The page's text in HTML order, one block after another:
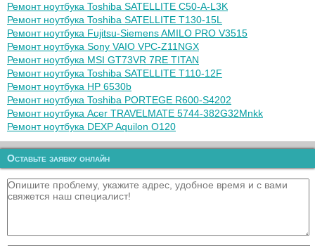
Ремонт ноутбука Toshiba SATELLITE C50-A-L3K
Ремонт ноутбука Toshiba SATELLITE T130-15L
Ремонт ноутбука Fujitsu-Siemens AMILO PRO V3515
Ремонт ноутбука Sony VAIO VPC-Z11NGX
Ремонт ноутбука MSI GT73VR 7RE TITAN
Ремонт ноутбука Toshiba SATELLITE T110-12F
Ремонт ноутбука HP 6530b
Ремонт ноутбука Toshiba PORTEGE R600-S4202
Ремонт ноутбука Acer TRAVELMATE 5744-382G32Mnkk
Ремонт ноутбука DEXP Aquilon O120
Оставьте заявку онлайн